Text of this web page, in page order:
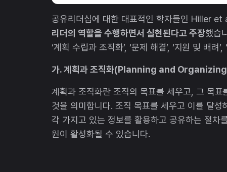
공유리더십에 대한 대표적인 학자들인 Hiller
리더의 역할을 수행하면서 실현된다고 주장했습
‘계획 수립과 조직화’, ‘문제 해결’, ‘지원 및 배려
가. 계획과 조직화(Planning and
계획과 조직화란 조직의 목표를 세우고, 그 목
것을 의미합니다. 조직 목표를 세우고 이를 달
각 가지고 있는 정보를 활용하고 공유하는 절차
원이 활성화될 수 있습니다.